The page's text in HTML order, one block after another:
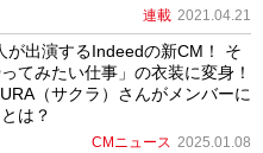
連載 2021.04.21
が出演するIndeedの新CM！ そ
てみたい仕事」の衣装に変身！
（サクラ）さんがメンバーに
は？
CMニュース 2025.01.08